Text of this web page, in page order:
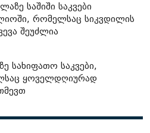
საშიში საკვები
რომელსაც სიკვდილის
შეუძლია
სახიფათო საკვები,
ყოველდღიურად